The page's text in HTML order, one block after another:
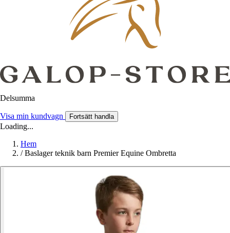
Delsumma
Visa min kundvagn Fortsätt handla
Loading...
Hem
/ Baslager teknik barn Premier Equine Ombretta